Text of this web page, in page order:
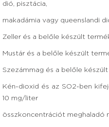
dió, pisztácia,
makadámia vagy queenslandi
Zeller és a belőle készült
Mustár és a belőle készült
Szezámmag és a belőle
Kén-dioxid és az SO2-ben
10 mg/liter
összkoncentrációt meghaladó